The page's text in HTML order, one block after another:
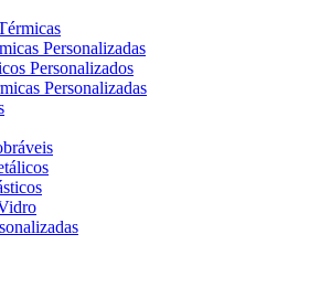
Personalizadas
Personalizados
Personalizadas